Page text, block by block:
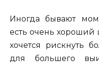
Иногда бывают
есть очень
хочется рискнуть
для большего